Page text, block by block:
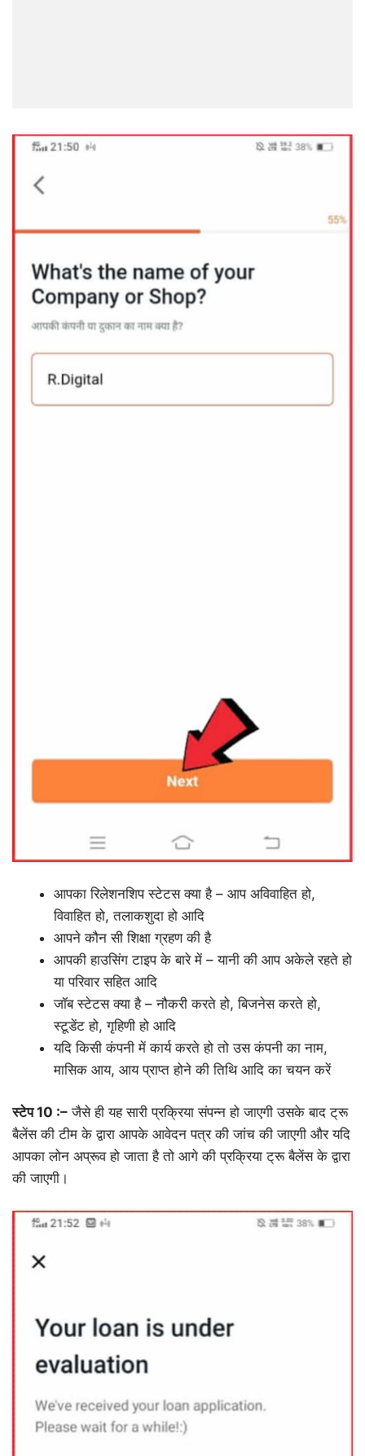
आपका रिलेशनशिप स्टेटस क्या है – आप अविवाहित हो,
विवाहित हो, तलाकशुदा हो आदि
आपने कौन सी शिक्षा ग्रहण की है
आपकी हाउसिंग टाइप के बारे में – यानी की आप अकेले रहते हो
या परिवार सहित आदि
जॉब स्टेटस क्या है – नौकरी करते हो, बिजनेस करते हो,
स्टूडेंट हो, गृहिणी हो आदि
यदि किसी कंपनी में कार्य करते हो तो उस कंपनी का नाम,
मासिक आय, आय प्राप्त होने की तिथि आदि का चयन करें
स्टेप 10 :– जैसे ही यह सारी प्रक्रिया संपन्न हो जाएगी उसके बाद ट्रू
बैलेंस की टीम के द्वारा आपके आवेदन पत्र की जांच की जाएगी और यदि
आपका लोन अप्रूव हो जाता है तो आगे की प्रक्रिया ट्रू बैलेंस के द्वारा
की जाएगी।